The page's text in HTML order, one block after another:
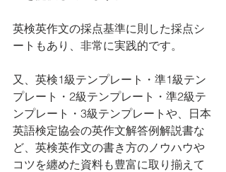
英検英作文の採点基準に則した採点シ
ートもあり、非常に実践的です。
又、英検1級テンプレート・準1級テン
プレート・2級テンプレート・準2級テ
ンプレート・3級テンプレートや、日本
英語検定協会の英作文解答例解説書な
ど、英検英作文の書き方のノウハウや
コツを纏めた資料も豊富に取り揃えて